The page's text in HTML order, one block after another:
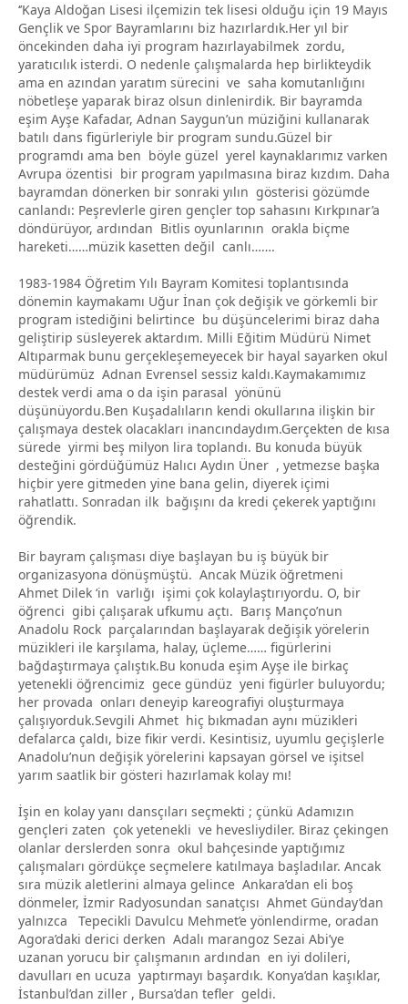
‘’Kaya Aldoğan Lisesi ilçemizin tek lisesi olduğu için 19 Mayıs
Gençlik ve Spor Bayramlarını biz hazırlardık.Her yıl bir
öncekinden daha iyi program hazırlayabilmek zordu,
yaratıcılık isterdi. O nedenle çalışmalarda hep birlikteydik
ama en azından yaratım sürecini ve saha komutanlığını
nöbetleşe yaparak biraz olsun dinlenirdik. Bir bayramda
eşim Ayşe Kafadar, Adnan Saygun’un müziğini kullanarak
batılı dans figürleriyle bir program sundu.Güzel bir
programdı ama ben böyle güzel yerel kaynaklarımız varken
Avrupa özentisi bir program yapılmasına biraz kızdım. Daha
bayramdan dönerken bir sonraki yılın gösterisi gözümde
canlandı: Peşrevlerle giren gençler top sahasını Kırkpınar’a
döndürüyor, ardından Bitlis oyunlarının orakla biçme
hareketi……müzik kasetten değil canlı…….
1983-1984 Öğretim Yılı Bayram Komitesi toplantısında
dönemin kaymakamı Uğur İnan çok değişik ve görkemli bir
program istediğini belirtince bu düşüncelerimi biraz daha
geliştirip süsleyerek aktardım. Milli Eğitim Müdürü Nimet
Altıparmak bunu gerçekleşemeyecek bir hayal sayarken okul
müdürümüz Adnan Evrensel sessiz kaldı.Kaymakamımız
destek verdi ama o da işin parasal yönünü
düşünüyordu.Ben Kuşadalıların kendi okullarına ilişkin bir
çalışmaya destek olacakları inancındaydım.Gerçekten de kısa
sürede yirmi beş milyon lira toplandı. Bu konuda büyük
desteğini gördüğümüz Halıcı Aydın Üner , yetmezse başka
hiçbir yere gitmeden yine bana gelin, diyerek içimi
rahatlattı. Sonradan ilk bağışını da kredi çekerek yaptığını
öğrendik.
Bir bayram çalışması diye başlayan bu iş büyük bir
organizasyona dönüşmüştü. Ancak Müzik öğretmeni
Ahmet Dilek ‘in varlığı işimi çok kolaylaştırıyordu. O, bir
öğrenci gibi çalışarak ufkumu açtı. Barış Manço’nun
Anadolu Rock parçalarından başlayarak değişik yörelerin
müzikleri ile karşılama, halay, üçleme…… figürlerini
bağdaştırmaya çalıştık.Bu konuda eşim Ayşe ile birkaç
yetenekli öğrencimiz gece gündüz yeni figürler buluyordu;
her provada onları deneyip kareografiyi oluşturmaya
çalışıyorduk.Sevgili Ahmet hiç bıkmadan aynı müzikleri
defalarca çaldı, bize fikir verdi. Kesintisiz, uyumlu geçişlerle
Anadolu’nun değişik yörelerini kapsayan görsel ve işitsel
yarım saatlik bir gösteri hazırlamak kolay mı!
İşin en kolay yanı dansçıları seçmekti ; çünkü Adamızın
gençleri zaten çok yetenekli ve hevesliydiler. Biraz çekingen
olanlar derslerden sonra okul bahçesinde yaptığımız
çalışmaları gördükçe seçmelere katılmaya başladılar. Ancak
sıra müzik aletlerini almaya gelince Ankara’dan eli boş
dönmeler, İzmir Radyosundan sanatçısı Ahmet Günday’dan
yalnızca Tepecikli Davulcu Mehmet’e yönlendirme, oradan
Agora’daki derici derken Adalı marangoz Sezai Abi’ye
uzanan yorucu bir çalışmanın ardından en iyi dolileri,
davulları en ucuza yaptırmayı başardık. Konya’dan kaşıklar,
İstanbul’dan ziller , Bursa’dan tefler geldi.